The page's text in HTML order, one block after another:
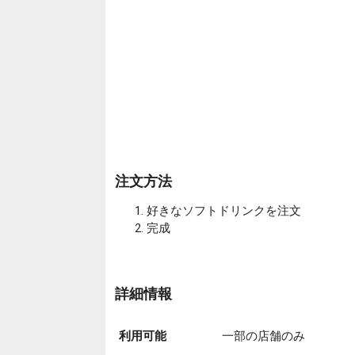
注文方法
好きなソフトドリンクを注文
完成
詳細情報
利用可能 一部の店舗のみ